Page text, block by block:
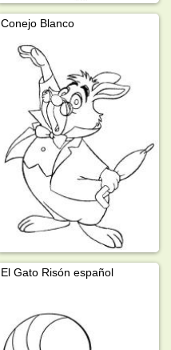
Conejo Blanco
El Gato Risón español